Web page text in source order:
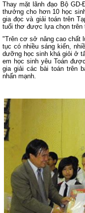
Thay mặt lãnh đạo Bộ
thưởng cho hơn 10 học
gia đọc và giải toán trên
tuổi thơ được lựa chọn trên
"Trên cơ sở nâng cao chất
tục có nhiều sáng kiến,
dưỡng học sinh khá giỏi ở
em học sinh yêu Toán
gia giải các bài toán trên
nhấn mạnh.